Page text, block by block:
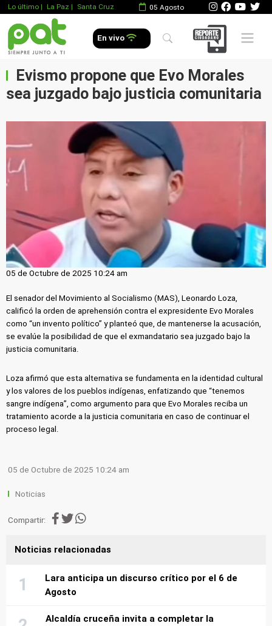
Lo último | La Paz | Santa Cruz 05 Agosto
En vivo Mobile
Evismo propone que Evo Morales
sea juzgado bajo justicia comunitaria
05 de Octubre de 2025 10:24 am
El senador del Movimiento al Socialismo (MAS), Leonardo Loza,
calificó la orden de aprehensión contra el expresidente Evo Morales
como “un invento político” y planteó que, de mantenerse la acusación,
se evalúe la posibilidad de que el exmandatario sea juzgado bajo la
justicia comunitaria.
Loza afirmó que esta alternativa se fundamenta en la identidad cultural
y los valores de los pueblos indígenas, enfatizando que “tenemos
sangre indígena”, como argumento para que Evo Morales reciba un
tratamiento acorde a la justicia comunitaria en caso de continuar el
proceso legal.
05 de Octubre de 2025 10:24 am
Noticias
Compartir:
Noticias relacionadas
Lara anticipa un discurso crítico por el 6 de
Agosto
Alcaldía cruceña invita a completar la